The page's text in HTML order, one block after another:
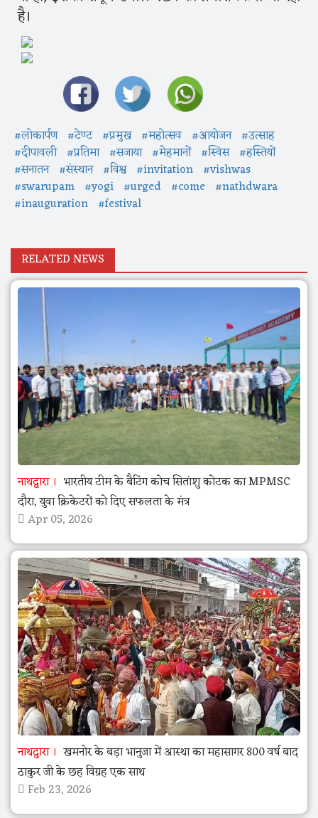
है।
#लोकार्पण #टेण्ट #प्रमुख #महोत्सव #आयोजन #उत्साह
#दीपावली #प्रतिमा #सजाया #मेहमानों #स्विस #हस्तियों
#सनातन #संस्थान #विश्व #invitation #vishwas
#swarupam #yogi #urged #come #nathdwara
#inauguration #festival
RELATED NEWS
नाथद्वारा
भारतीय टीम के बैटिंग कोच सितांशु कोटक का MPMSC
दौरा, युवा क्रिकेटरों को दिए सफलता के मंत्र
Apr 05, 2026
नाथद्वारा
खमनोर के बड़ा भानुजा में आस्था का महासागर 800 वर्ष बाद
ठाकुर जी के छह विग्रह एक साथ
Feb 23, 2026